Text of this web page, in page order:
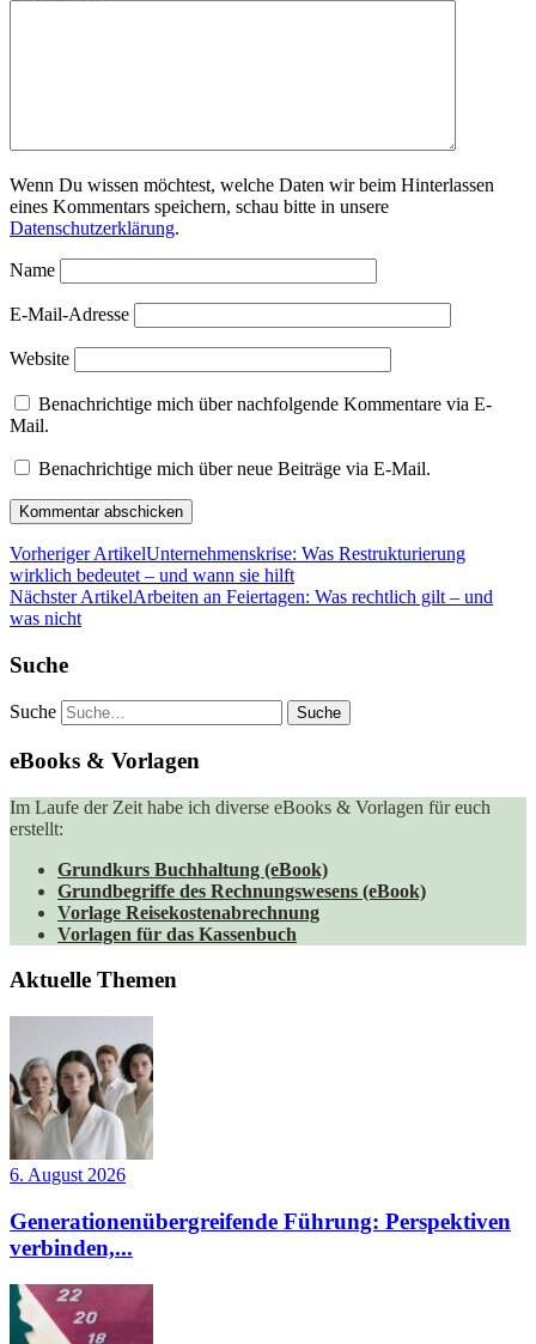
Wenn Du wissen möchtest, welche Daten wir beim Hinterlassen
eines Kommentars speichern, schau bitte in unsere
Datenschutzerklärung.
Name
E-Mail-Adresse
Website
Benachrichtige mich über nachfolgende Kommentare via E-
Mail.
Benachrichtige mich über neue Beiträge via E-Mail.
Vorheriger ArtikelUnternehmenskrise: Was Restrukturierung
wirklich bedeutet – und wann sie hilft
Nächster ArtikelArbeiten an Feiertagen: Was rechtlich gilt – und
was nicht
Suche
Suche
eBooks & Vorlagen
Im Laufe der Zeit habe ich diverse eBooks & Vorlagen für euch
erstellt:
Grundkurs Buchhaltung (eBook)
Grundbegriffe des Rechnungswesens (eBook)
Vorlage Reisekostenabrechnung
Vorlagen für das Kassenbuch
Aktuelle Themen
6. August 2026
Generationenübergreifende Führung: Perspektiven
verbinden,...